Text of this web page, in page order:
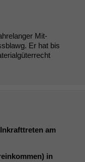
Mit-
Er hat bis
am
in